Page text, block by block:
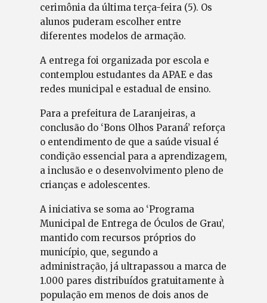
cerimônia da última terça-feira (5). Os
alunos puderam escolher entre
diferentes modelos de armação.
A entrega foi organizada por escola e
contemplou estudantes da APAE e das
redes municipal e estadual de ensino.
Para a prefeitura de Laranjeiras, a
conclusão do ‘Bons Olhos Paraná’ reforça
o entendimento de que a saúde visual é
condição essencial para a aprendizagem,
a inclusão e o desenvolvimento pleno de
crianças e adolescentes.
A iniciativa se soma ao ‘Programa
Municipal de Entrega de Óculos de Grau’,
mantido com recursos próprios do
município, que, segundo a
administração, já ultrapassou a marca de
1.000 pares distribuídos gratuitamente à
população em menos de dois anos de